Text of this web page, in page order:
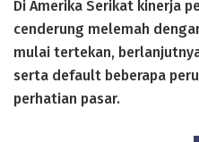
Di Amerika Serikat kinerja
cenderung melemah
mulai tertekan,
serta default beberapa
perhatian pasar.